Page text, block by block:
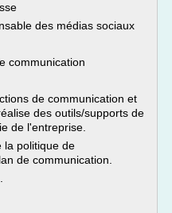
des médias sociaux
communication
de communication et
des outils/supports de
de l'entreprise.
la politique de
de communication.